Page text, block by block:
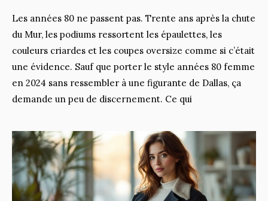
Les années 80 ne passent pas. Trente ans après la chute
du Mur, les podiums ressortent les épaulettes, les
couleurs criardes et les coupes oversize comme si c’était
une évidence. Sauf que porter le style années 80 femme
en 2024 sans ressembler à une figurante de Dallas, ça
demande un peu de discernement. Ce qui